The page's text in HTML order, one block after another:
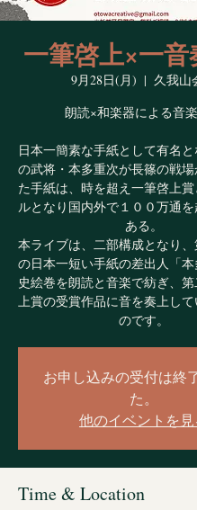
一筆啓上×一
9月28日(月)
  |
久我山
朗読×和楽器による音
日本一簡素な手紙として有名
の武将・本多重次が長篠の戦
た手紙は、時を超え一筆啓上
ルとなり国内外で１００万通
ある。
本ライブは、二部構成となり、
の日本一短い手紙の差出人「
史絵巻を朗読と音楽で紡ぎ、
上賞の受賞作品に音を奏上し
のです。
お申し込みの受付は終
た。
他のイベントを見
Time & Location